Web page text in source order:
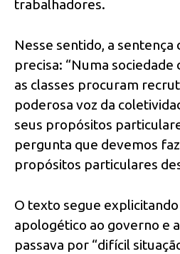
trabalhadores.
Nesse sentido, a sentença
precisa: “Numa sociedade
as classes procuram
poderosa voz da
seus propósitos
pergunta que devemos
propósitos particulares
O texto segue
apologético ao governo e
passava por “difícil